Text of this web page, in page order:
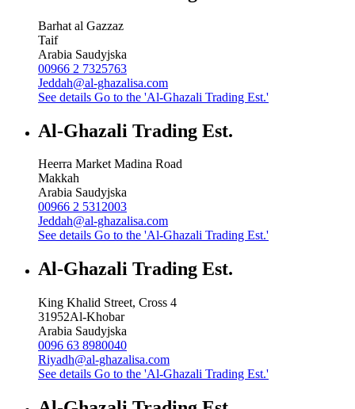
Barhat al Gazzaz
Taif
Arabia Saudyjska
00966 2 7325763
Jeddah@al-ghazalisa.com
See details Go to the 'Al-Ghazali Trading Est.'
Al-Ghazali Trading Est.
Heerra Market Madina Road
Makkah
Arabia Saudyjska
00966 2 5312003
Jeddah@al-ghazalisa.com
See details Go to the 'Al-Ghazali Trading Est.'
Al-Ghazali Trading Est.
King Khalid Street, Cross 4
31952Al-Khobar
Arabia Saudyjska
0096 63 8980040
Riyadh@al-ghazalisa.com
See details Go to the 'Al-Ghazali Trading Est.'